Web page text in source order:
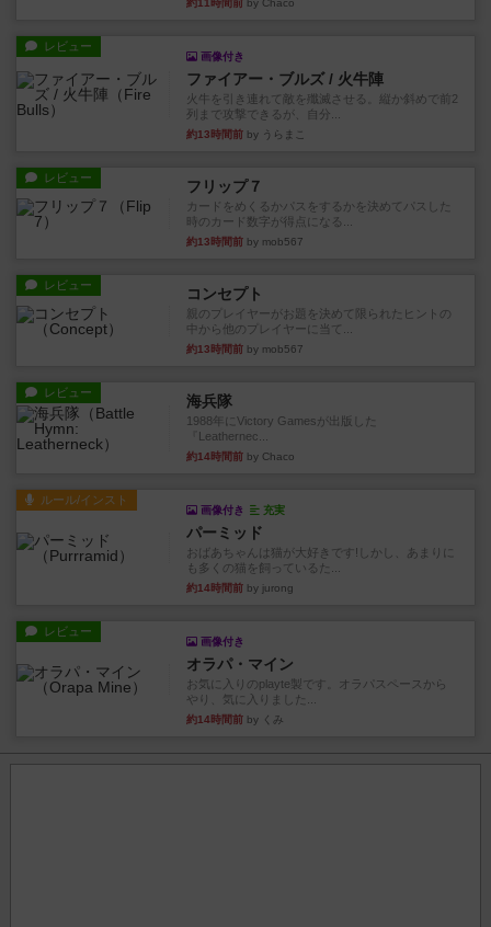
約11時間前 by Chaco
レビュー
画像付き
ファイアー・ブルズ / 火牛陣
火牛を引き連れて敵を殲滅させる。縦か斜めで前2
列まで攻撃できるが、自分...
約13時間前 by うらまこ
レビュー フリップ７
カードをめくるかパスをするかを決めてパスした
時のカード数字が得点になる...
約13時間前 by mob567
レビュー コンセプト
親のプレイヤーがお題を決めて限られたヒントの
中から他のプレイヤーに当て...
約13時間前 by mob567
レビュー 海兵隊
1988年にVictory Gamesが出版した
『Leathernec...
約14時間前 by Chaco
ルール/インスト
画像付き 充実
パーミッド
おばあちゃんは猫が大好きです!しかし、あまりに
も多くの猫を飼っているた...
約14時間前 by jurong
レビュー
画像付き
オラパ・マイン
お気に入りのplayte製です。オラパスペースから
やり、気に入りました...
約14時間前 by くみ